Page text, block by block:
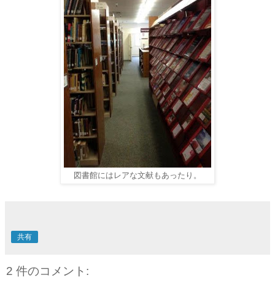
図書館にはレアな文献もあったり。
共有
2 件のコメント: